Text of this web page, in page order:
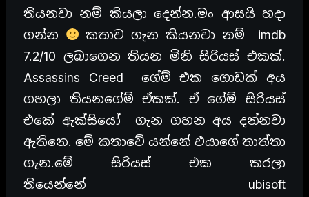
තියනවා නම් කියලා දෙන්න.මං ආසයි හදා
ගන්න
කතාව ගැන කියනවා නම් imdb
7.2/10 ලබාගෙන තියන මිනි සිරියස් එකක්.
Assassins Creed ගේම් එක ගොඩක් අය
ගහලා තියනගේම් ඒකක්. ඒ ගේම් සිරියස්
එකේ ඇක්සියෝ ගැන ගහන අය දන්නවා
ඇතිනෙ. මේ කතාවේ යන්නේ එයාගේ තාත්තා
ගැන.මේ සිරියස් එක කරලා
තියෙන්නේ ubisoft